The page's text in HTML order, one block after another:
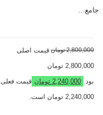
جامع…
2,800,000 تومان قیمت اصلی
2,800,000 تومان
بود. 2,240,000 تومان قیمت فعلی
2,240,000 تومان است.